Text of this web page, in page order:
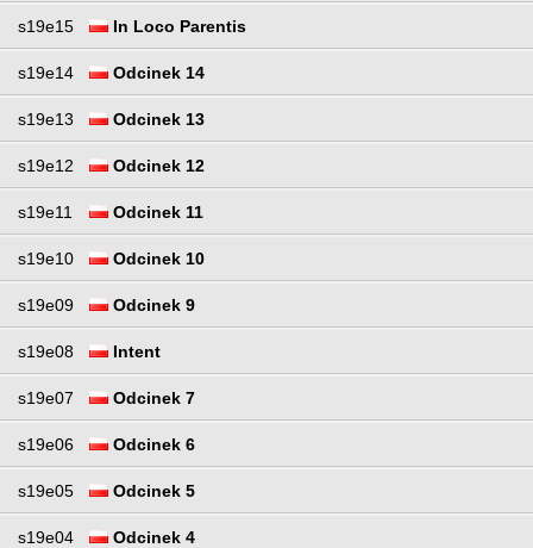
s19e15 In Loco Parentis
s19e14 Odcinek 14
s19e13 Odcinek 13
s19e12 Odcinek 12
s19e11 Odcinek 11
s19e10 Odcinek 10
s19e09 Odcinek 9
s19e08 Intent
s19e07 Odcinek 7
s19e06 Odcinek 6
s19e05 Odcinek 5
s19e04 Odcinek 4